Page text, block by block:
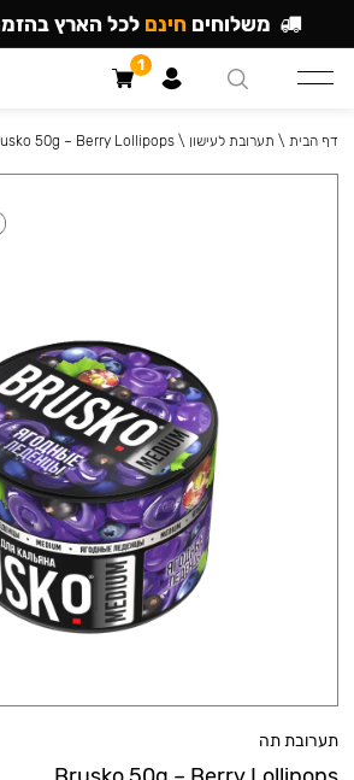
תערובת תה
דף הבית \ תערובת לעישון \
50g – Berry Lollipops
משלוחים חינם לכל הארץ בהזמנה
1